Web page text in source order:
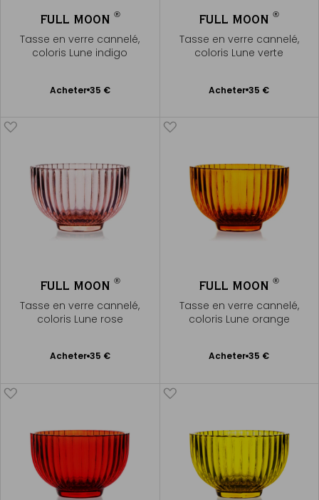
FULL MOON ®
Tasse en verre cannelé,
coloris Lune indigo
Acheter 35 €
Ajouter
FULL MOON®
Tasse en verre cannelé,
coloris Lune verte
Acheter 35 €
Ajouter
FULL MOON ®
Tasse en verre cannelé,
coloris Lune rose
Acheter 35 €
Ajouter
FULL MOON®
Tasse en verre cannelé,
coloris Lune orange
Acheter 35 €
Ajouter